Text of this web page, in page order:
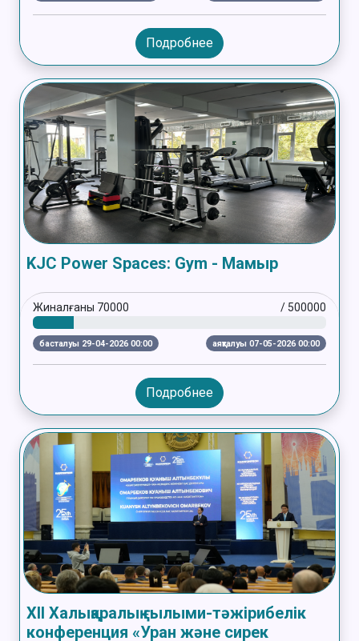
Подробнее
KJC Power Spaces: Gym - Мамыр
Жиналғаны 70000 / 500000
басталуы 29-04-2026 00:00 аяқталуы 07-05-2026 00:00
Подробнее
XII Халықаралық ғылыми-тәжірибелік
конференция «Уран және сирек